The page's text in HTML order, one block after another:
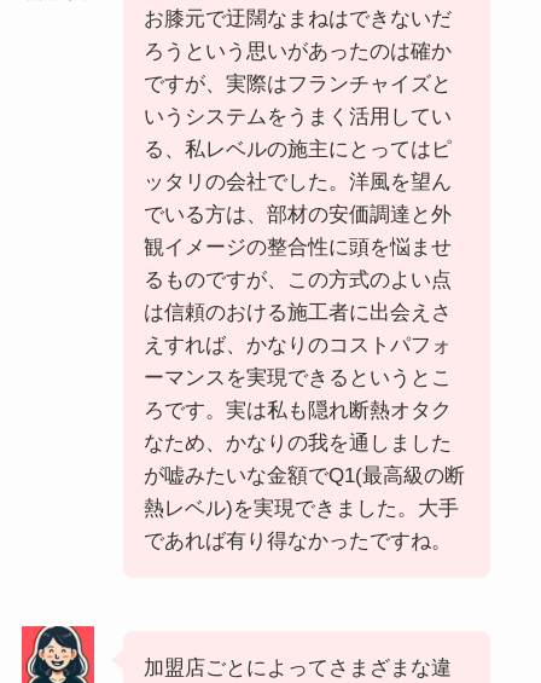
お膝元で迂闊なまねはできないだ
ろうという思いがあったのは確か
ですが、実際はフランチャイズと
いうシステムをうまく活用してい
る、私レベルの施主にとってはピ
ッタリの会社でした。洋風を望ん
でいる方は、部材の安価調達と外
観イメージの整合性に頭を悩ませ
るものですが、この方式のよい点
は信頼のおける施工者に出会えさ
えすれば、かなりのコストパフォ
ーマンスを実現できるというとこ
ろです。実は私も隠れ断熱オタク
なため、かなりの我を通しました
が嘘みたいな金額でQ1(最高級の断
熱レベル)を実現できました。大手
であれば有り得なかったですね。
加盟店ごとによってさまざまな違